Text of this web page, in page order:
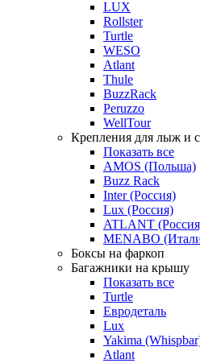
LUX
Rollster
Turtle
WESO
Atlant
Thule
BuzzRack
Peruzzo
WellTour
Крепления для лыж и
Показать все
AMOS (Польша)
Buzz Rack
Inter (Россия)
Lux (Россия)
ATLANT
MENABO
Боксы на фаркоп
Багажники на крышу
Показать все
Turtle
Евродеталь
Lux
Yakima
Atlant